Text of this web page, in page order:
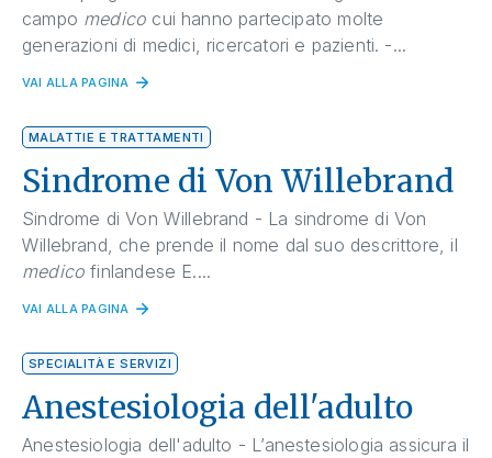
campo medico cui hanno partecipato molte
generazioni di medici, ricercatori e pazienti. -...
VAI ALLA PAGINA
MALATTIE E TRATTAMENTI
Sindrome di Von Willebrand
Sindrome di Von Willebrand - La sindrome di Von
Willebrand, che prende il nome dal suo descrittore, il
medico finlandese E....
VAI ALLA PAGINA
SPECIALITÀ E SERVIZI
Anestesiologia dell'adulto
Anestesiologia dell'adulto - L’anestesiologia assicura il